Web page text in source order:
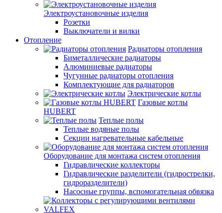
Электроустановочные изделия
Розетки
Выключатели и вилки
Отопление
Радиаторы отопления
Биметаллические радиаторы
Алюминиевые радиаторы
Чугунные радиаторы отопления
Комплектующие для радиаторов
Электрические котлы
Газовые котлы
HUBERT
Теплые полы
Теплые водяные полы
Секции нагревательные кабельные
Оборудование для монтажа систем отопления
Гидравлические коллекторы
Гидравлические разделители (гидрострелки,
гидроразделители)
Насосные группы, вспомогательная обвязка